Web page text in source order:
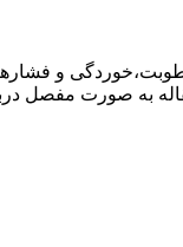
و
به صورت مفصل